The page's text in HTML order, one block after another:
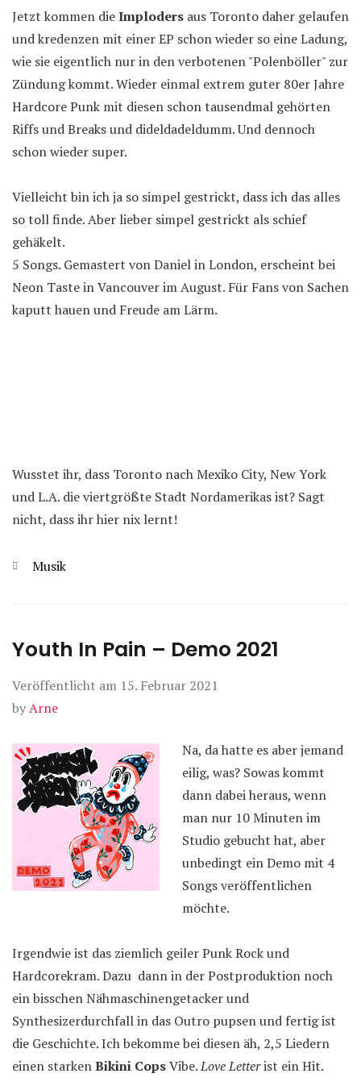
Jetzt kommen dieImploders aus Toronto daher gelaufen
und kredenzen mit einer EP schon wieder so eine Ladung,
wie sie eigentlich nur in den verbotenen "Polenböller" zur
Zündung kommt. Wieder einmal extrem guter 80er Jahre
Hardcore Punk mit diesen schon tausendmal gehörten
Riffs und Breaks und dideldadeldumm. Und dennoch
schon wieder super.
Vielleicht bin ich ja so simpel gestrickt, dass ich das alles
so toll finde. Aber lieber simpel gestrickt als schief
gehäkelt.
5 Songs. Gemastert von Daniel in London, erscheint bei
Neon Taste in Vancouver im August. Für Fans von Sachen
kaputt hauen und Freude am Lärm.
Wusstet ihr, dass Toronto nach Mexiko City, New York
und L.A. die viertgrößte Stadt Nordamerikas ist? Sagt
nicht, dass ihr hier nix lernt!
Kategorien
Musik
Youth In Pain – Demo 2021
Veröffentlicht am 15. Februar 2021
byArne
Na, da hatte es aber jemand
eilig, was? Sowas kommt
dann dabei heraus, wenn
man nur 10 Minuten im
Studio gebucht hat, aber
unbedingt ein Demo mit 4
Songs veröffentlichen
möchte.
Irgendwie ist das ziemlich geiler Punk Rock und
Hardcorekram. Dazu dann in der Postproduktion noch
ein bisschen Nähmaschinengetacker und
Synthesizerdurchfall in das Outro pupsen und fertig ist
die Geschichte. Ich bekomme bei diesen äh, 2,5 Liedern
einen starkenBikini CopsVibe.Love Letterist ein Hit.